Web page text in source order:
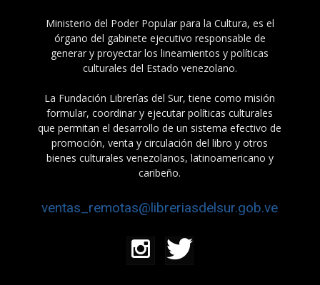
Ministerio del Poder Popular para la Cultura, es el
órgano del gabinete ejecutivo responsable de
generar y proyectar los lineamientos y políticas
culturales del Estado venezolano.
La Fundación Librerías del Sur, tiene como misión
formular, coordinar y ejecutar políticas culturales
que permitan el desarrollo de un sistema efectivo de
promoción, venta y circulación del libro y otros
bienes culturales venezolanos, latinoamericano y
caribeño.
ventas_remotas@libreriasdelsur.gob.ve